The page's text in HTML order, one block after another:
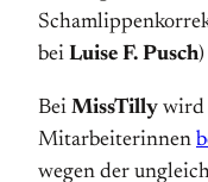
bei Luise F. Pusch)
Bei MissTilly wird
Mitarbeiterinnen
wegen der